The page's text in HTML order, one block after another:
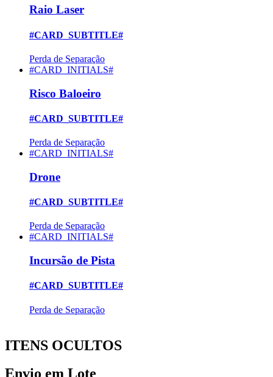
Raio Laser
#CARD_SUBTITLE#
Perda de Separação
#CARD_INITIALS#
Risco Baloeiro
#CARD_SUBTITLE#
Perda de Separação
#CARD_INITIALS#
Drone
#CARD_SUBTITLE#
Perda de Separação
#CARD_INITIALS#
Incursão de Pista
#CARD_SUBTITLE#
Perda de Separação
ITENS OCULTOS
Envio em Lote